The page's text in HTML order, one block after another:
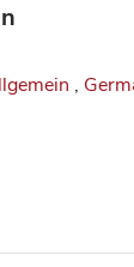
,